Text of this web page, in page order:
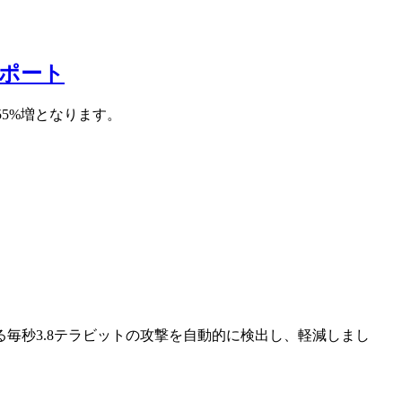
ート
増となります。
秒3.8テラビットの攻撃を自動的に検出し、軽減しまし